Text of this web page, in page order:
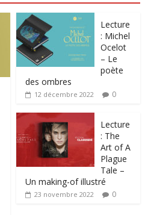
Lecture
: Michel
Ocelot
– Le
poète
des ombres
12 décembre 2022 0
Lecture
: The
Art of A
Plague
Tale –
Un making-of illustré
23 novembre 2022 0